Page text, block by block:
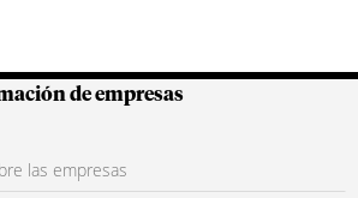
Colombianas
de empresas